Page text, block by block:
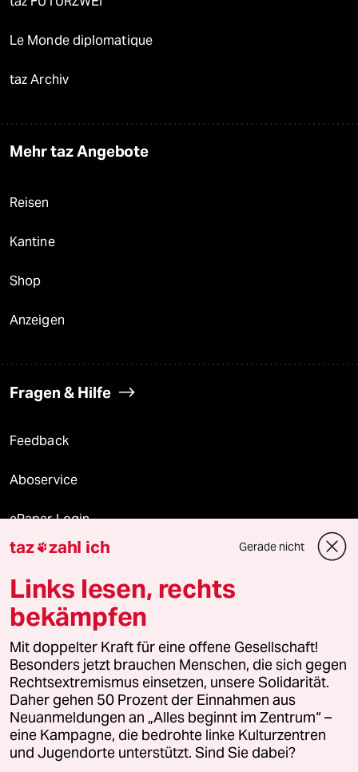
Le Monde diplomatique
taz Archiv
Mehr taz Angebote
Reisen
Kantine
Shop
Anzeigen
Fragen & Hilfe
Feedback
Aboservice
ePaper Login
Downloads für Abonnierende
© 2026 taz Verlags und Vertriebs GmbH
Alle Rechte vorbehalten. Bei rechtlichen Fragen oder für Genehmigungen
wenden Sie sich bitte an
lizenzen@taz.de
Feedback Redaktionsstatut Kommune-Richtlinien
Leitlinie Informant Datenschutz Impressum AGB
taz zahl ich Gerade nicht
Links lesen, rechts
bekämpfen
Mit doppelter Kraft für eine offene Gesellschaft!
Besonders jetzt brauchen Menschen, die sich gegen
Rechtsextremismus einsetzen, unsere Solidarität.
Daher gehen 50 Prozent der Einnahmen aus
Neuanmeldungen an „Alles beginnt im Zentrum“ –
eine Kampagne, die bedrohte linke Kulturzentren
und Jugendorte unterstützt. Sind Sie dabei?